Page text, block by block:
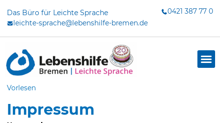
Inhalt
Das Büro für Leichte Sprache
0421 387 77 0
leichte-sprache@lebenshilfe-bremen.de
Vorlesen
Impressum